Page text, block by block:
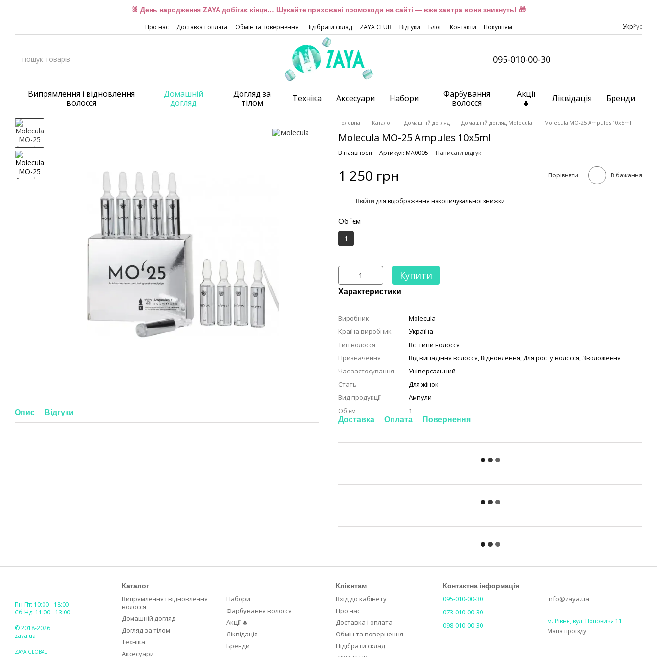
🐰 День народження ZAYA добігає кінця… Шукайте приховані промокоди на сайті — вже завтра вони зникнуть! 🎁
Про нас Доставка і оплата Обмін та повернення Підібрати склад ZAYA CLUB Відгуки Блог Контакти Покупцям УкрРус
095-010-00-30
Випрямлення і відновлення
волосся
Домашній
догляд
Догляд за
тілом
Техніка Аксесуари Набори
Фарбування
волосся
Акції
🔥
Ліквідація Бренди
Опис Відгуки
Головна Каталог Домашній догляд Домашній догляд Molecula Molecula MO-25 Ampules 10x5ml
Molecula MO-25 Ampules 10x5ml
В наявності Артикул: MA0005 Написати відгук
1 250 грн Порівняти В бажання
Ввійти для відображення накопичувальної знижки
Об `єм
1
Купити
Характеристики
Виробник
Molecula
Країна виробник
Україна
Тип волосся
Всі типи волосся
Призначення
Від випадіння волосся,Відновлення,Для росту волосся, Зволоження
Час застосування
Універсальний
Стать
Для жінок
Вид продукції
Ампули
Об'єм
1
Доставка Оплата Повернення
Пн-Пт: 10:00 - 18:00
Сб-Нд: 11:00 - 13:00
© 2018-2026
zaya.ua
ZAYA GLOBAL
Каталог
Випрямлення і відновлення
волосся
Домашній догляд
Догляд за тілом
Техніка
Аксесуари
Набори
Фарбування волосся
Акції 🔥
Ліквідація
Бренди
Клієнтам
Вхід до кабінету
Про нас
Доставка і оплата
Обмін та повернення
Підібрати склад
Контактна інформація
095-010-00-30
073-010-00-30
098-010-00-30
info@zaya.ua
м. Рівне, вул. Поповича 11
Мапа проїзду